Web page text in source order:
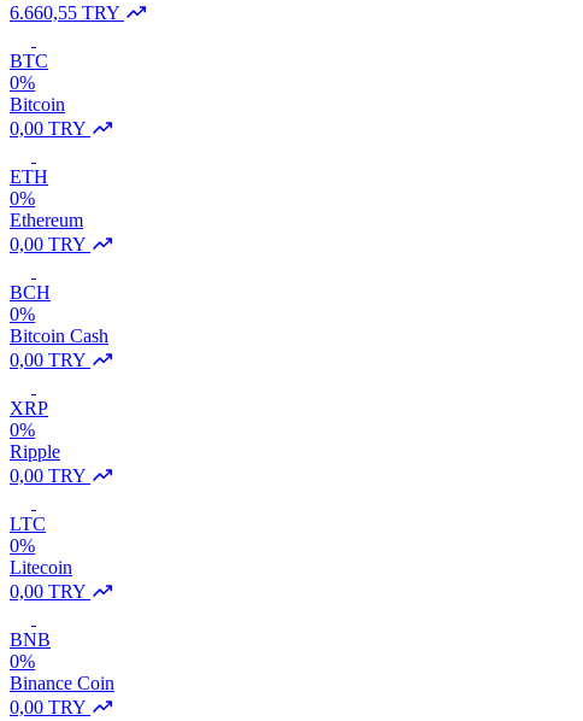
6.660,55 TRY
BTC
0%
Bitcoin
0,00 TRY
ETH
0%
Ethereum
0,00 TRY
BCH
0%
Bitcoin Cash
0,00 TRY
XRP
0%
Ripple
0,00 TRY
LTC
0%
Litecoin
0,00 TRY
BNB
0%
Binance Coin
0,00 TRY